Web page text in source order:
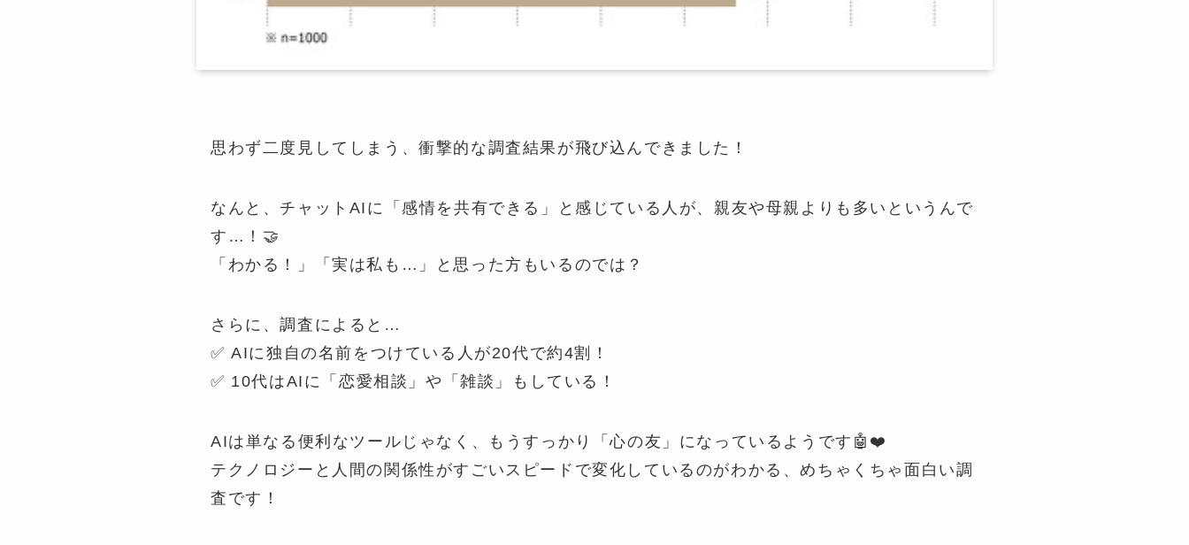
思わず二度見してしまう、衝撃的な調査結果が飛び込んできました！
なんと、チャットAIに「感情を共有できる」と感じている人が、親友や母親よりも多いというんで
す…！🤝
「わかる！」「実は私も…」と思った方もいるのでは？
さらに、調査によると…
✅ AIに独自の名前をつけている人が20代で約4割！
✅ 10代はAIに「恋愛相談」や「雑談」もしている！
AIは単なる便利なツールじゃなく、もうすっかり「心の友」になっているようです🤖❤️
テクノロジーと人間の関係性がすごいスピードで変化しているのがわかる、めちゃくちゃ面白い調
査です！